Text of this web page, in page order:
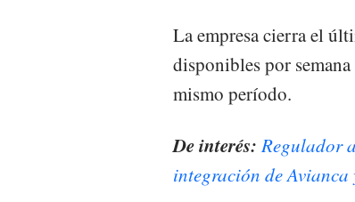
La empresa cierra el
disponibles por
mismo período.
De interés:Regulador
integración de Avianca